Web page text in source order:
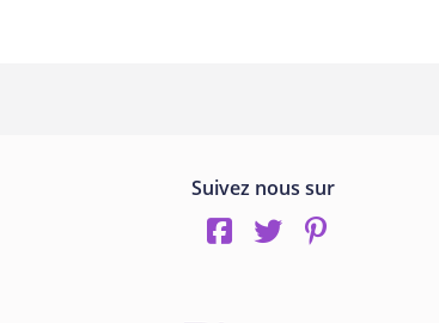
Suivez nous sur